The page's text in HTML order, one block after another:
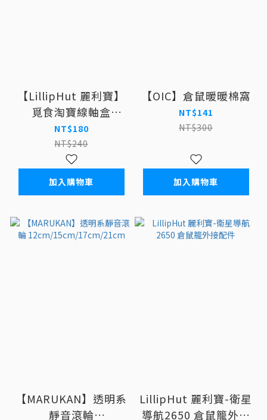
【LillipHut 麗利寶】
覓食淘寶線軸盒
#2746
NT$180
NT$240
加入購物車
【OIC】倉鼠暖暖棉窩
NT$141
NT$300
加入購物車
【MARUKAN】透明系
靜音滾輪
LillipHut 麗利寶-衛星
導航2650 倉鼠籠外接